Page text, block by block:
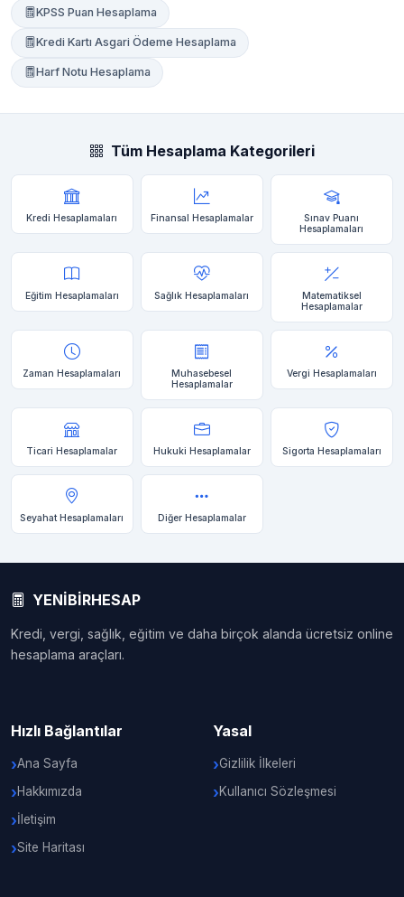
KPSS Puan Hesaplama
Kredi Kartı Asgari Ödeme Hesaplama
Harf Notu Hesaplama
Tüm Hesaplama Kategorileri
Kredi Hesaplamaları Finansal Hesaplamalar
Sınav Puanı
Hesaplamaları
Eğitim Hesaplamaları Sağlık Hesaplamaları
Matematiksel
Hesaplamalar
Zaman Hesaplamaları
Muhasebesel
Hesaplamalar
Vergi Hesaplamaları
Ticari Hesaplamalar Hukuki Hesaplamalar Sigorta Hesaplamaları
Seyahat Hesaplamaları Diğer Hesaplamalar
YENİBİRHESAP
Kredi, vergi, sağlık, eğitim ve daha birçok alanda ücretsiz online
hesaplama araçları.
Hızlı Bağlantılar
Ana Sayfa
Hakkımızda
İletişim
Site Haritası
Yasal
Gizlilik İlkeleri
Kullanıcı Sözleşmesi